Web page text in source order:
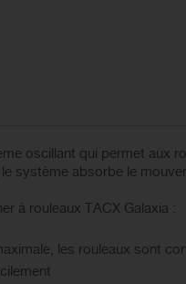
oscillant qui permet aux
système absorbe le
à rouleaux TACX Galaxia :
les rouleaux sont